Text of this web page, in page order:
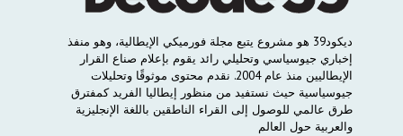
ديكود39 هو مشروع يتبع مجلة فورميكي الإيطالية، وهو منفذ
إخباري جيوسياسي وتحليلي رائد يقوم بإعلام صناع القرار
الإيطاليين منذ عام 2004. نقدم محتوى موثوقًا وتحليلات
جيوسياسية حيث نستفيد من منظور إيطاليا الفريد كمفترق
طرق عالمي للوصول إلى القراء الناطقين باللغة الإنجليزية
والعربية حول العالم